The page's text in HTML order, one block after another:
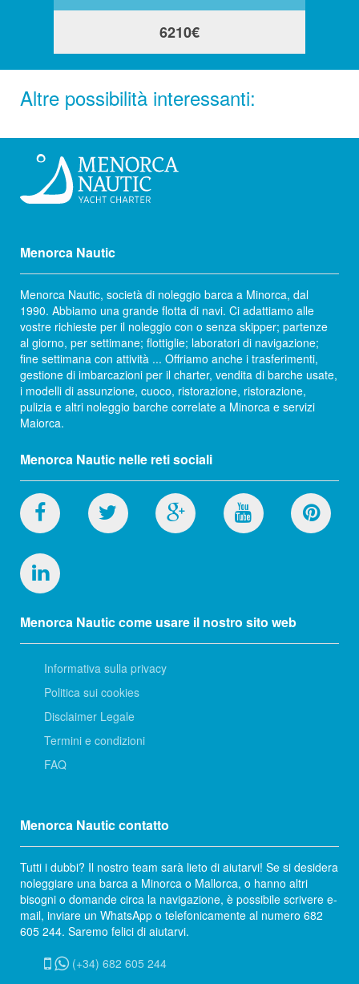
6210€
Altre possibilità interessanti:
Menorca Nautic
Menorca Nautic, società di noleggio barca a Minorca, dal
1990. Abbiamo una grande flotta di navi. Ci adattiamo alle
vostre richieste per il noleggio con o senza skipper; partenze
al giorno, per settimane; flottiglie; laboratori di navigazione;
fine settimana con attività ... Offriamo anche i trasferimenti,
gestione di imbarcazioni per il charter, vendita di barche usate,
i modelli di assunzione, cuoco, ristorazione, ristorazione,
pulizia e altri noleggio barche correlate a Minorca e servizi
Maiorca.
Menorca Nautic nelle reti sociali
Menorca Nautic come usare il nostro sito web
Informativa sulla privacy
Politica sui cookies
Disclaimer Legale
Termini e condizioni
FAQ
Menorca Nautic contatto
Tutti i dubbi? Il nostro team sarà lieto di aiutarvi! Se si desidera
noleggiare una barca a Minorca o Mallorca, o hanno altri
bisogni o domande circa la navigazione, è possibile scrivere e-
mail, inviare un WhatsApp o telefonicamente al numero 682
605 244. Saremo felici di aiutarvi.
(+34) 682 605 244